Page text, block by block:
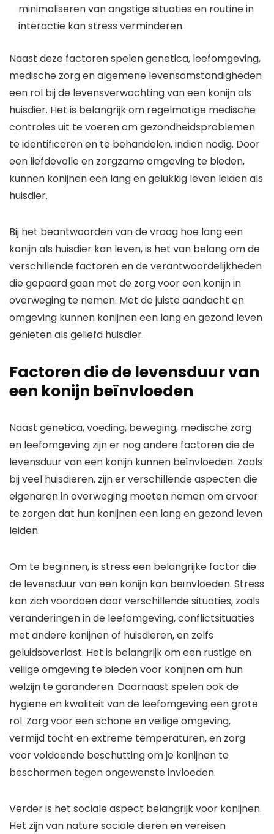
minimaliseren van angstige situaties en routine in
interactie kan stress verminderen.
Naast deze factoren spelen genetica, leefomgeving,
medische zorg en algemene levensomstandigheden
een rol bij de levensverwachting van een konijn als
huisdier. Het is belangrijk om regelmatige medische
controles uit te voeren om gezondheidsproblemen
te identificeren en te behandelen, indien nodig. Door
een liefdevolle en zorgzame omgeving te bieden,
kunnen konijnen een lang en gelukkig leven leiden als
huisdier.
Bij het beantwoorden van de vraag hoe lang een
konijn als huisdier kan leven, is het van belang om de
verschillende factoren en de verantwoordelijkheden
die gepaard gaan met de zorg voor een konijn in
overweging te nemen. Met de juiste aandacht en
omgeving kunnen konijnen een lang en gezond leven
genieten als geliefd huisdier.
Factoren die de levensduur van
een konijn beïnvloeden
Naast genetica, voeding, beweging, medische zorg
en leefomgeving zijn er nog andere factoren die de
levensduur van een konijn kunnen beïnvloeden. Zoals
bij veel huisdieren, zijn er verschillende aspecten die
eigenaren in overweging moeten nemen om ervoor
te zorgen dat hun konijnen een lang en gezond leven
leiden.
Om te beginnen, is stress een belangrijke factor die
de levensduur van een konijn kan beïnvloeden. Stress
kan zich voordoen door verschillende situaties, zoals
veranderingen in de leefomgeving, conflictsituaties
met andere konijnen of huisdieren, en zelfs
geluidsoverlast. Het is belangrijk om een rustige en
veilige omgeving te bieden voor konijnen om hun
welzijn te garanderen. Daarnaast spelen ook de
hygiene en kwaliteit van de leefomgeving een grote
rol. Zorg voor een schone en veilige omgeving,
vermijd tocht en extreme temperaturen, en zorg
voor voldoende beschutting om je konijnen te
beschermen tegen ongewenste invloeden.
Verder is het sociale aspect belangrijk voor konijnen.
Het zijn van nature sociale dieren en vereisen